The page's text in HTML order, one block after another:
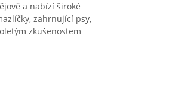
a nabízí široké
zahrnující psy,
zkušenostem